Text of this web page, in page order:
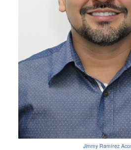
Jimmy Ramírez